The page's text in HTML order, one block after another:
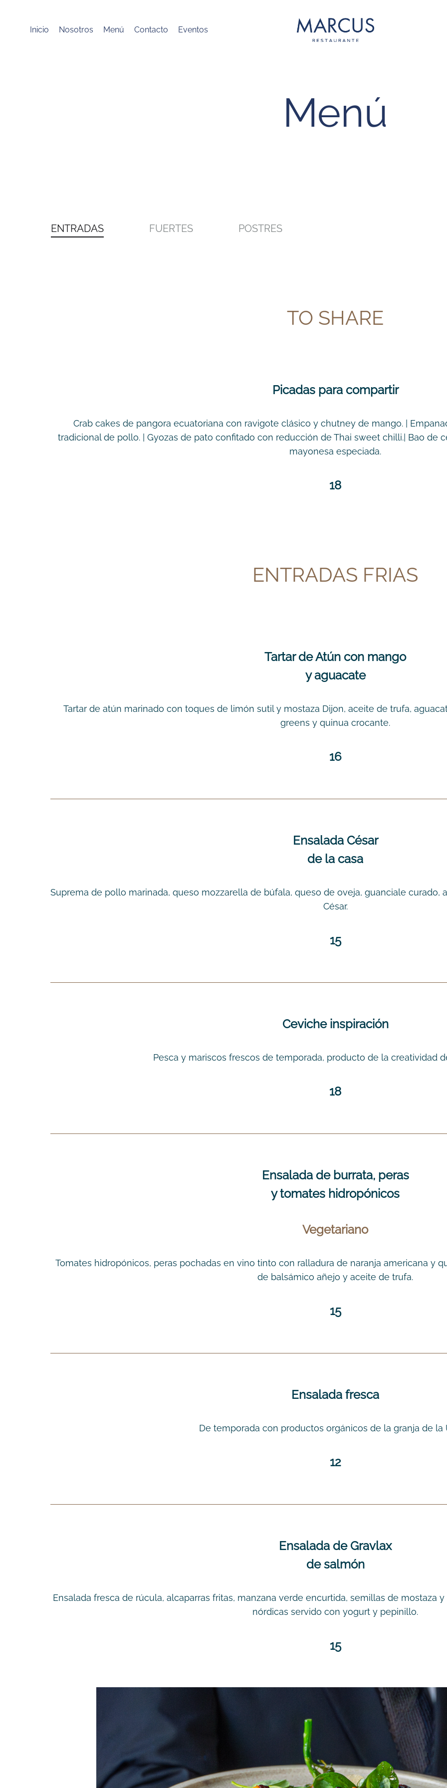
Inicio Nosotros Menú Contacto Eventos
Menú
ENTRADAS FUERTES POSTRES
TO SHARE
Picadas para compartir
Crab cakes de pangora ecuatoriana con ravigote clásico y chutney de mango. |
tradicional de pollo. | Gyozas de pato confitado con reducción de Thai sweet chilli.| Bao de
mayonesa especiada.
18
ENTRADAS FRIAS
Tartar de Atún con mango
y aguacate
Tartar de atún marinado con toques de limón sutil y mostaza Dijon, aceite de trufa,
greens y quinua crocante.
16
Ensalada César
de la casa
Suprema de pollo marinada, queso mozzarella de búfala, queso de oveja, guanciale curado,
César.
15
Ceviche inspiración
Pesca y mariscos frescos de temporada, producto de la creatividad
18
Ensalada de burrata, peras
y tomates hidropónicos
Vegetariano
Tomates hidropónicos, peras pochadas en vino tinto con ralladura de naranja americana y
de balsámico añejo y aceite de trufa.
15
Ensalada fresca
De temporada con productos orgánicos de la granja de la
12
Ensalada de Gravlax
de salmón
Ensalada fresca de rúcula, alcaparras fritas, manzana verde encurtida, semillas de mostaza
nórdicas servido con yogurt y pepinillo.
15